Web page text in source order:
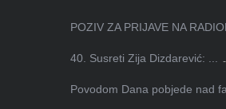
POZIV ZA PRIJAVE NA
40. Susreti Zija Dizdarević: ...
Povodom Dana pobjede nad